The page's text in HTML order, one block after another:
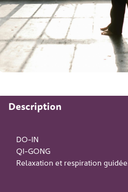
Description
DO-IN
QI-GONG
Relaxation et respiration